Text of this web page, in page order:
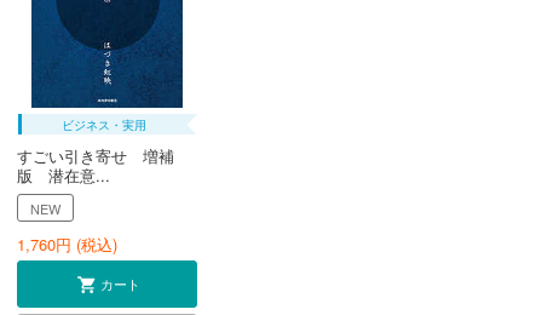
ビジネス・実用
すごい引き寄せ 増補
版 潜在意...
NEW
1,760円 (税込)
カート